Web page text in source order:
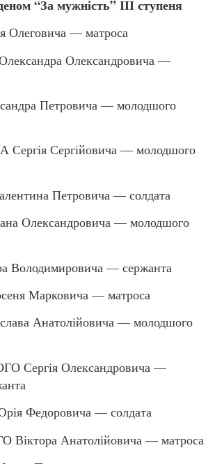
“За мужність” ІІІ ступеня
— матроса
Олександровича —
Петровича — молодшого
Сергійовича — молодшого
Петровича — солдата
Олександровича — молодшого
— сержанта
Марковича — матроса
Анатолійовича — молодшого
Сергія Олександровича —
Федоровича — солдата
Анатолійовича — матроса